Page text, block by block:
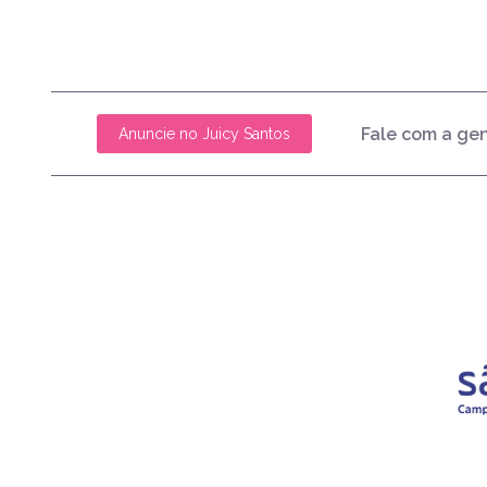
Anuncie no Juicy Santos Fale com a